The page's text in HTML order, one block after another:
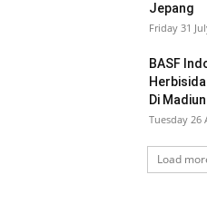
Jepang
Friday 31
BASF
Di Madiun
Tuesday 26
Load